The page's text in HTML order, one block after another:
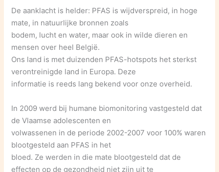
De aanklacht is helder: PFAS is wijdverspreid, in hoge
mate, in natuurlijke bronnen zoals
bodem, lucht en water, maar ook in wilde dieren en
mensen over heel België.
Ons land is met duizenden PFAS-hotspots het sterkst
verontreinigde land in Europa. Deze
informatie is reeds lang bekend voor onze overheid.
In 2009 werd bij humane biomonitoring vastgesteld dat
de Vlaamse adolescenten en
volwassenen in de periode 2002-2007 voor 100% waren
blootgesteld aan PFAS in het
bloed. Ze werden in die mate blootgesteld dat de
effecten op de gezondheid niet zijn uit te